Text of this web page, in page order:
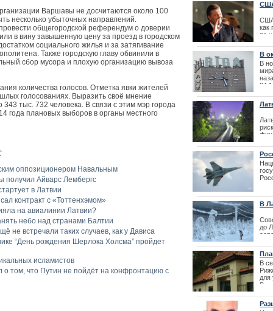
Варшавы не досчитаются около 100
несколько убыточных направлений.
общегородской референдум о доверии
в вину завышенную цену за проезд в городском
социального жилья и за затягивание
Также городскую главу обвинили в
сбор мусора и плохую организацию вывоза
количества голосов. Отметка явки жителей
голосованиях. Выразить своё мнение
тыс. 732 человека. В связи с этим мэр города
года плановых выборов в органы местного
:
оппозиционером Навальным
Айварс Лембергс
в Латвии
контракт с «Тоттенхэмом»
на авиалинии Латвии?
небо над странами Балтии
не встречали таких случаев, как у Дависа
“День рождения Шерлока Холсма” пройдет
исламистов
о том, что Путин не пойдёт на конфронтацию с
Как получить
Престо
Лайма
фестиваля
США
США
как
по
|
В
В
|
В
до
|
В
для
В